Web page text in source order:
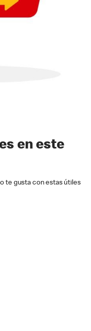
en este
te gusta con estas útiles